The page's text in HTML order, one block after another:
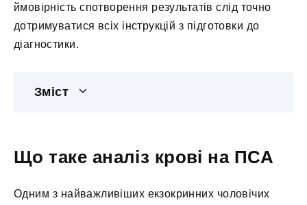
ймовірність спотворення результатів слід точно
дотримуватися всіх інструкцій з підготовки до
діагностики.
Зміст
Що таке аналіз крові на ПСА
Одним з найважливіших екзокринних чоловічих